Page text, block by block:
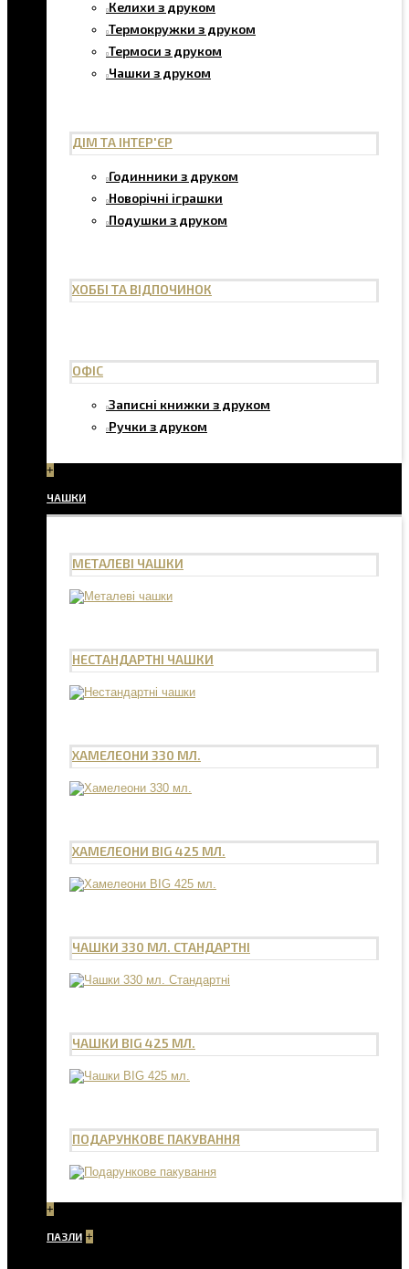
Келихи з друком
Термокружки з друком
Термоси з друком
Чашки з друком
ДІМ ТА ІНТЕР'ЄР
Годинники з друком
Новорічні іграшки
Подушки з друком
ХОББІ ТА ВІДПОЧИНОК
ОФІС
Записні книжки з друком
Ручки з друком
+
ЧАШКИ
МЕТАЛЕВІ ЧАШКИ
НЕСТАНДАРТНІ ЧАШКИ
ХАМЕЛЕОНИ 330 МЛ.
ХАМЕЛЕОНИ BIG 425 МЛ.
ЧАШКИ 330 МЛ. СТАНДАРТНІ
ЧАШКИ BIG 425 МЛ.
ПОДАРУНКОВЕ ПАКУВАННЯ
+
ПАЗЛИ +